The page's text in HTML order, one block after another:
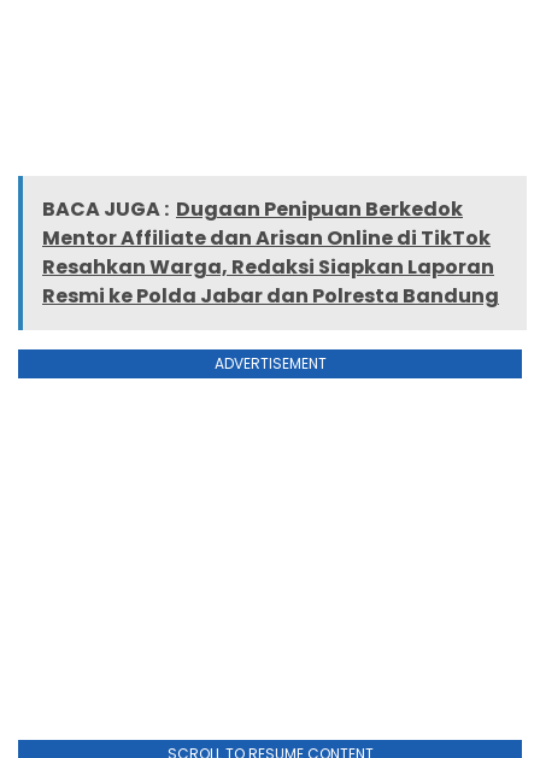
BACA JUGA : Dugaan Penipuan Berkedok
Mentor Affiliate dan Arisan Online di TikTok
Resahkan Warga, Redaksi Siapkan Laporan
Resmi ke Polda Jabar dan Polresta Bandung
ADVERTISEMENT
SCROLL TO RESUME CONTENT